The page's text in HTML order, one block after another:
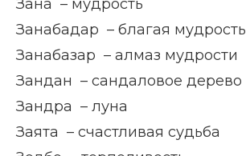
Зана – мудрость
Занабадар – благая мудрость
Занабазар – алмаз мудрости
Зандан – сандаловое дерево
Зандра – луна
Заята – счастливая судьба